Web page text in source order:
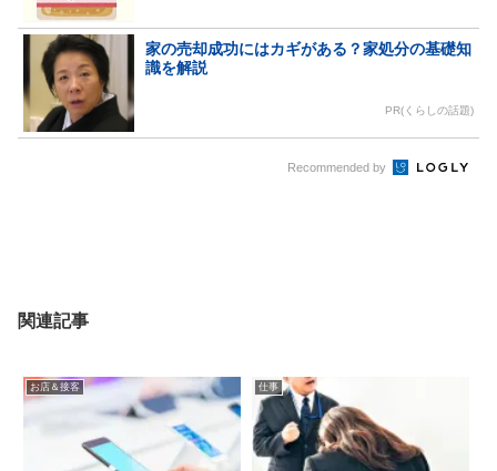
家の売却成功にはカギがある？家処分の基礎知
識を解説
PR(くらしの話題)
Recommended by
関連記事
お店＆接客 仕事